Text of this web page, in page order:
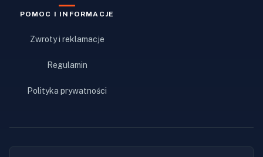
POMOC I INFORMACJE
Zwroty i reklamacje
Regulamin
Polityka prywatności